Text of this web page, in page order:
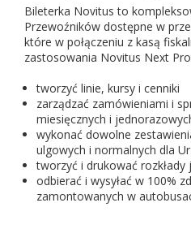
Bileterka Novitus to
Przewoźników dostępne w
które w połączeniu z kasą
zastosowania Novitus Next
tworzyć linie, kursy i cenniki
zarządzać zamówieniami i
miesięcznych i
wykonać dowolne
ulgowych i normalnych dla
tworzyć i drukować rozkłady
odbierać i wysyłać w 100%
zamontowanych w